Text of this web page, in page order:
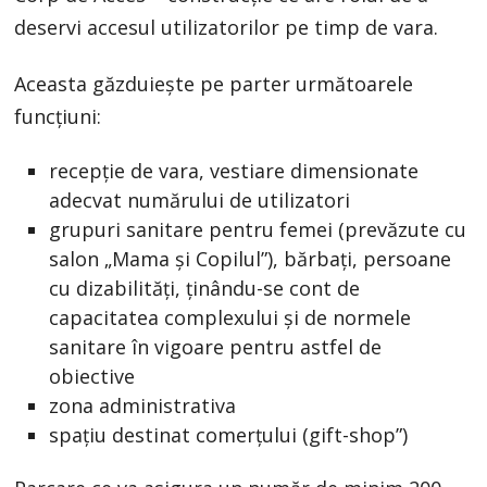
deservi accesul utilizatorilor pe timp de vara.
Aceasta găzduieşte pe parter următoarele
funcţiuni:
recepţie de vara, vestiare dimensionate
adecvat numărului de utilizatori
grupuri sanitare pentru femei (prevăzute cu
salon „Mama şi Copilul”), bărbați, persoane
cu dizabilități, ţinându-se cont de
capacitatea complexului și de normele
sanitare în vigoare pentru astfel de
obiective
zona administrativa
spațiu destinat comerţului (gift-shop”)